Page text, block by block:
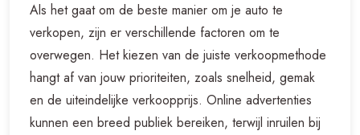
Als het gaat om de beste manier om je auto te
verkopen, zijn er verschillende factoren om te
overwegen. Het kiezen van de juiste verkoopmethode
hangt af van jouw prioriteiten, zoals snelheid, gemak
en de uiteindelijke verkoopprijs. Online advertenties
kunnen een breed publiek bereiken, terwijl inruilen bij